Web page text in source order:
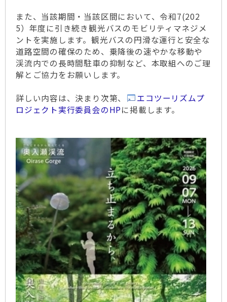
また、当該期間・当該区間において、令和7(202
5）年度に引き続き観光バスのモビリティマネジメ
ントを実施します。観光バスの円滑な運行と安全な
道路空間の確保のため、乗降後の速やかな移動や
渓流内での長時間駐車の抑制など、本取組へのご理
解とご協力をお願いします。
詳しい内容は、決まり次第、
エコツーリズムプ
ロジェクト実行委員会のHPに掲載します。